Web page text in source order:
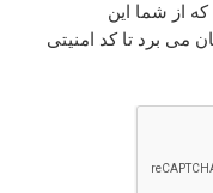
از شما این
می برد تا کد امنیتی